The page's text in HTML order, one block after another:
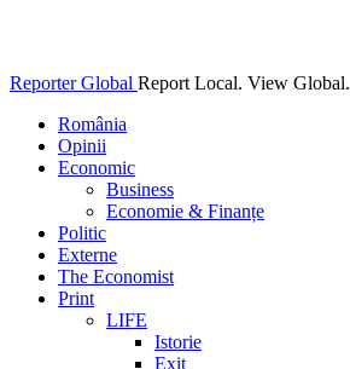
Reporter Global Report Local. View Global.
România
Opinii
Economic
Business
Economie & Finanțe
Politic
Externe
The Economist
Print
LIFE
Istorie
Exit